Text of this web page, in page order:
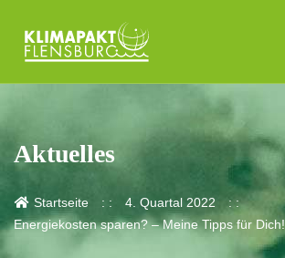
Aktuelles
Startseite
4. Quartal 2022
Energiekosten sparen? – Meine Tipps für Dich!